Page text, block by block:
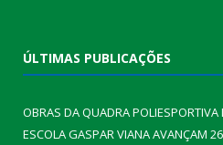
ÚLTIMAS PUBLICAÇÕES
OBRAS DA QUADRA
ESCOLA GASPAR VIANA AVANÇAM